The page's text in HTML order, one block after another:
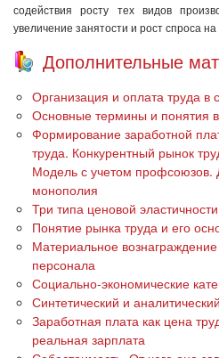
содействия росту тех видов
увеличение занятости и рост спроса на
Дополнительные
Организация и оплата труда в
Основные термины и понятия
Формирование заработной
труда. Конкурентный рынок
Модель с учетом профсоюзов.
монополия
Три типа ценовой
Понятие рынка труда и его
Материальное
персонала
Социально-экономические
Синтетический и
Заработная плата как цена
реальная зарплата